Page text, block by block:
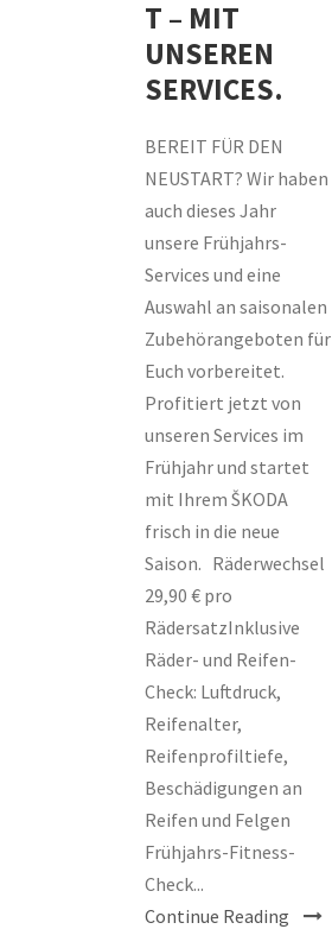
T – MIT
UNSEREN
SERVICES.
BEREIT FÜR DEN
NEUSTART? Wir haben
auch dieses Jahr
unsere Frühjahrs-
Services und eine
Auswahl an saisonalen
Zubehörangeboten für
Euch vorbereitet.
Profitiert jetzt von
unseren Services im
Frühjahr und startet
mit Ihrem ŠKODA
frisch in die neue
Saison. Räderwechsel
29,90 € pro
RädersatzInklusive
Räder- und Reifen-
Check: Luftdruck,
Reifenalter,
Reifenprofiltiefe,
Beschädigungen an
Reifen und Felgen
Frühjahrs-Fitness-
Check...
Continue Reading